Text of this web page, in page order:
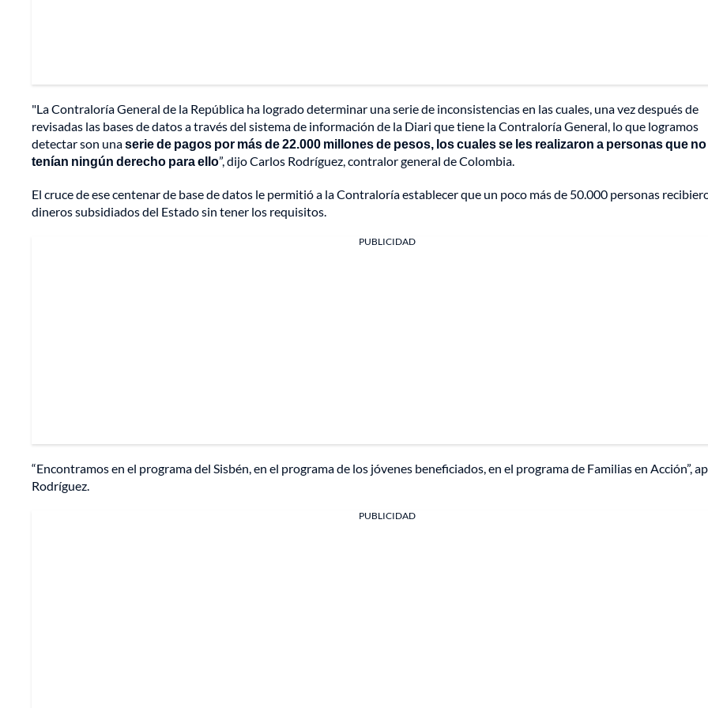
"La Contraloría General de la República ha logrado determinar una serie de inconsistencias en las cuales, una vez después de
revisadas las bases de datos a través del sistema de información de la Diari que tiene la Contraloría General, lo que logramos
detectar son unaserie de pagos por más de 22.000 millones de pesos, los cuales se les realizaron a personas que no
tenían ningún derecho para ello”, dijo Carlos Rodríguez, contralor general de Colombia.
El cruce de ese centenar de base de datos le permitió a la Contraloría establecer que un poco más de 50.000 personas
dineros subsidiados del Estado sin tener los requisitos.
PUBLICIDAD
“Encontramos en el programa del Sisbén, en el programa de los jóvenes beneficiados, en el programa de Familias en Acción”,
Rodríguez.
PUBLICIDAD